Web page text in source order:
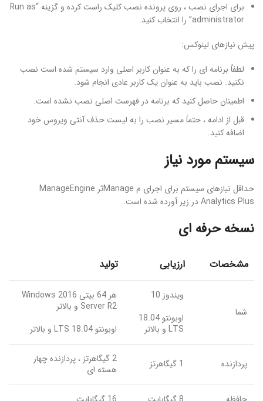
برای اجرای نصب ، روی پرونده نصب کلیک راست کرده و گزینه “Run as
administrator” را انتخاب کنید.
پیش نیازهای لینوکس:
لطفاً برنامه ای را که به عنوان کاربر اصلی وارد سیستم شده است نصب
نکنید. نصب باید به عنوان یک کاربر عادی انجام شود.
اطمینان حاصل کنید که برنامه در فهرست اصلی نصب نشده است.
قبل از ادامه ، حتماً مسیر نصب را به لیست حذف آنتی ویروس خود
اضافه کنید.
سیستم مورد نیاز
حداقل نیازهای سیستم برای اجرای م Manageثر ManageEngine
Analytics Plus در زیر آورده شده است.
نسخه حرفه ای
مشخصات ارزیابی تولید
شما
ویندوز 10
اوبونتو 18.04
LTS و بالاتر
هر 64 بیتی Windows 2016
Server R2 و بالاتر
اوبونتو 18.04 LTS و بالاتر
پردازنده 1 گیگاهرتز
2 گیگاهرتز ، پردازنده چهار
هسته ای